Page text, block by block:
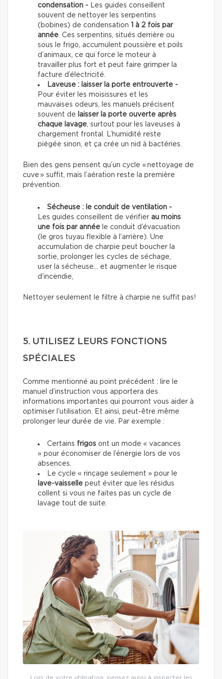
condensation - Les guides conseillent
souvent de nettoyer les serpentins
(bobines) de condensation
1 à 2 fois par
année. Ces serpentins, situés derrière ou
sous le frigo, accumulent poussière et poils
d’animaux, ce qui force le moteur à
travailler plus fort et peut faire grimper la
facture d’électricité.
Laveuse : laisser la porte entrouverte -
Pour éviter les moisissures et les
mauvaises odeurs, les manuels précisent
souvent de
laisser la porte ouverte après
chaque lavage, surtout pour les laveuses à
chargement frontal. L’humidité reste
piégée sinon, et ça crée un nid à bactéries.
Bien des gens pensent qu’un cycle « nettoyage de
cuve » suffit, mais l’aération reste la première
prévention.
Sécheuse : le conduit de ventilation -
Les guides conseillent de vérifier au moins
une fois par année le conduit d’évacuation
(le gros tuyau flexible à l’arrière). Une
accumulation de charpie peut boucher la
sortie, prolonger les cycles de séchage,
user la sécheuse… et augmenter le risque
d’incendie,
Nettoyer seulement le filtre à charpie ne suffit pas!
5. UTILISEZ LEURS FONCTIONS
SPÉCIALES
Comme mentionné au point précédent : lire le
manuel d’instruction vous apportera des
informations importantes qui pourront vous aider à
optimiser l’utilisation. Et ainsi, peut-être même
prolonger leur durée de vie. Par exemple :
Certains frigos ont un mode « vacances
» pour économiser de l’énergie lors de vos
absences.
Le cycle « rinçage seulement » pour le
lave-vaisselle peut éviter que les résidus
collent si vous ne faites pas un cycle de
lavage tout de suite.
Lors de votre utilisation, pensez aussi à inspecter les